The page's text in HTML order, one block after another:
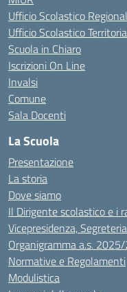
Ufficio Scolastico
Ufficio Scolastico
Scuola in Chiaro
Iscrizioni On Line
Invalsi
Comune
Sala Docenti
La Scuola
Presentazione
La storia
Dove siamo
Il Dirigente scolastico e i
Vicepresidenza,
Organigramma a.s.
Normative e Regolamenti
Modulistica